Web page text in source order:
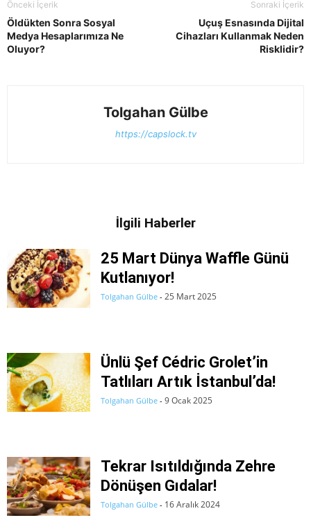
Önceki İçerik
Öldükten Sonra Sosyal
Medya Hesaplarımıza Ne
Oluyor?
Sonraki İçerik
Uçuş Esnasında Dijital
Cihazları Kullanmak Neden
Risklidir?
Tolgahan Gülbe
https://capslock.tv
İlgili Haberler
25 Mart Dünya Waffle Günü
Kutlanıyor!
Tolgahan Gülbe - 25 Mart 2025
Ünlü Şef Cédric Grolet’in
Tatlıları Artık İstanbul’da!
Tolgahan Gülbe - 9 Ocak 2025
Tekrar Isıtıldığında Zehre
Dönüşen Gıdalar!
Tolgahan Gülbe - 16 Aralık 2024